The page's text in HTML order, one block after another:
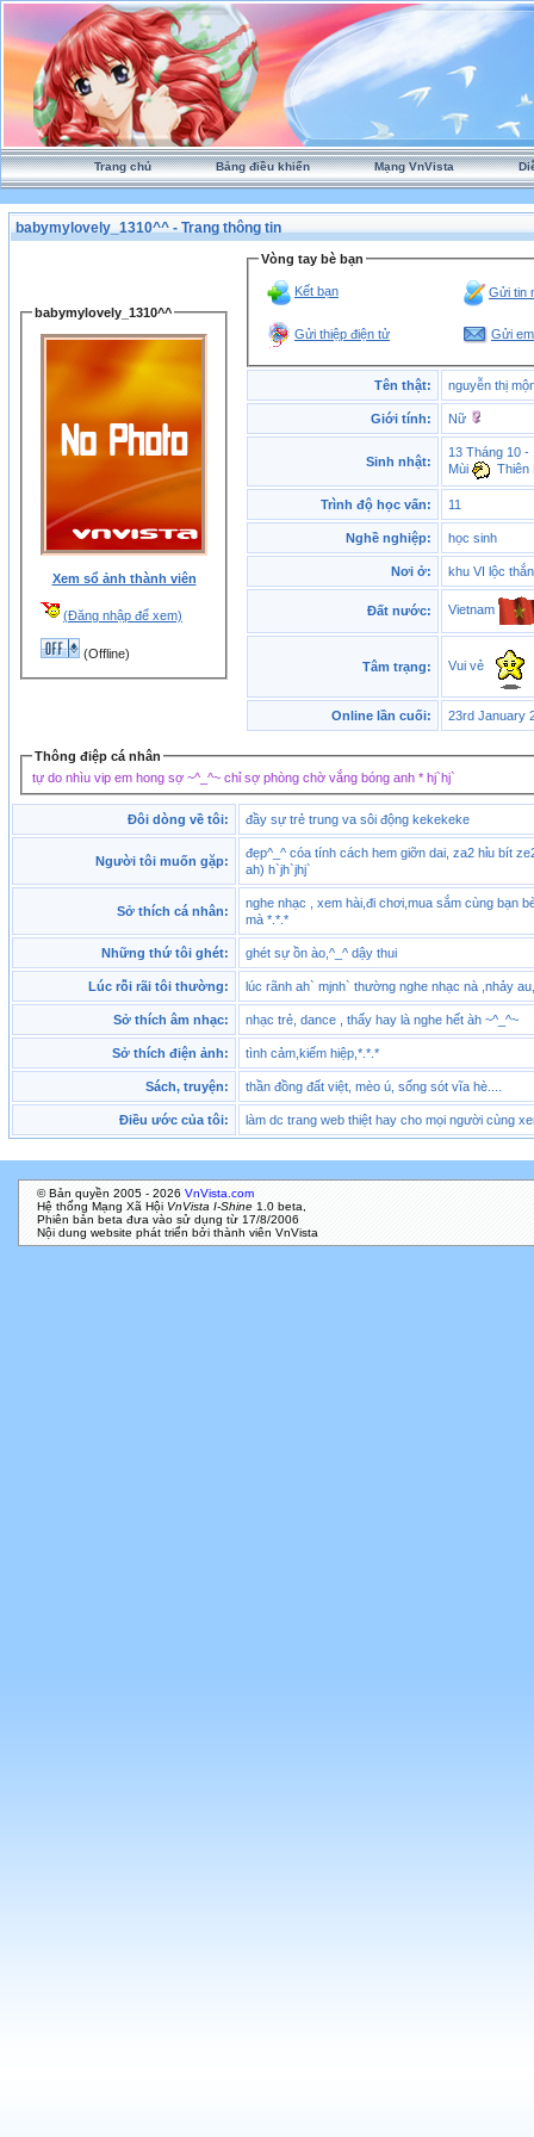
Trang chủ Bảng điều khiển Mạng VnVista
babymylovely_1310^^ - Trang thông tin
babymylovely_1310^^
Xem sổ ảnh thành viên
(Đăng nhập để xem)
(Offline)
Vòng tay bè bạn
Kết bạn Gửi tin
Gửi thiệp điện tử Gửi
Tên thật: nguyễn thị
Giới tính: Nữ
Sinh nhật:
13 Tháng 10 -
Mùi
Thiên
Trình độ học vấn: 11
Nghề nghiệp: học sinh
Nơi ở: khu VI lộc
Đất nước: Vietnam
Tâm trạng: Vui vẻ
Online lần cuối: 23rd January
Thông điệp cá nhân
tự do nhìu vip em hong sợ ~^_^~ chỉ sợ phòng chờ vắng bóng anh * hj`hj`
Đôi dòng về tôi: đầy sự trẻ trung va sôi động kekekeke
Người tôi muốn gặp:
đẹp^_^ cóa tính cách hem giỡn dai, za2 hỉu bít
ah) h`jh`jhj`
Sở thích cá nhân:
nghe nhạc , xem hài,đi chơi,mua sắm cùng bạn
mà *.*.*
Những thứ tôi ghét: ghét sự ồn ào,^_^ dậy thui
Lúc rỗi rãi tôi thường: lúc rãnh ah` mjnh` thường nghe nhạc nà ,nhảy
Sở thích âm nhạc: nhạc trẻ, dance , thấy hay là nghe hết àh ~^_^~
Sở thích điện ảnh: tình cảm,kiếm hiệp,*.*.*
Sách, truyện: thần đồng đất việt, mèo ú, sống sót vĩa hè....
Điều ước của tôi: làm dc trang web thiệt hay cho mọi người cùng
© Bản quyền 2005 - 2026 VnVista.com
Hệ thống Mạng Xã Hội VnVista I-Shine 1.0 beta,
Phiên bản beta đưa vào sử dụng từ 17/8/2006
Nội dung website phát triển bởi thành viên VnVista